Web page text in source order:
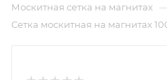
Москитная сетка на магнитах
Сетка москитная на магнитах